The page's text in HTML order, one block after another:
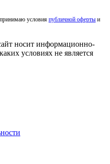
условия публичной оферты и
носит информационно-
условиях не является